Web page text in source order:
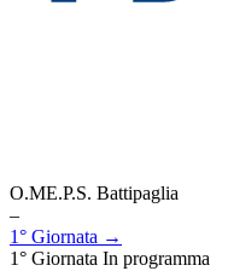
O.ME.P.S. Battipaglia
–
1° Giornata →
1° Giornata In programma